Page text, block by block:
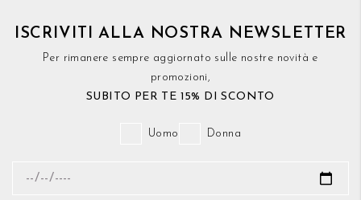
ISCRIVITI ALLA NOSTRA NEWSLETTER
Per rimanere sempre aggiornato sulle nostre novità e
promozioni,
SUBITO PER TE 15% DI SCONTO
Uomo Donna